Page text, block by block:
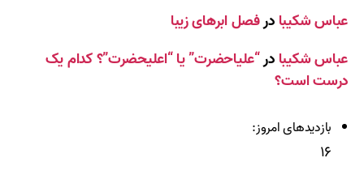
عباس شکیبا درفصل ابرهای زیبا
عباس شکیبا در“علیاحضرت” یا “اعلیحضرت”؟ کدام یک
درست است؟
بازدیدهای امروز:
۱۶